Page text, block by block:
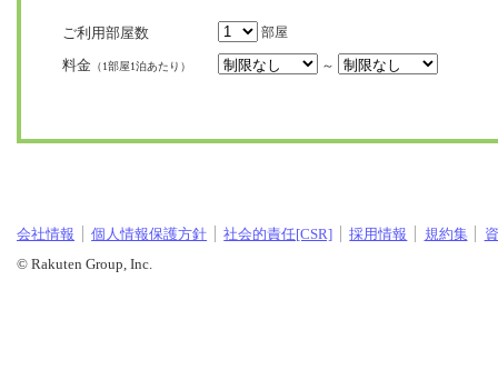
ご利用部屋数 部屋
料金 （1部屋1泊あたり） ～
会社情報 個人情報保護方針 社会的責任[CSR] 採用情報 規約集
© Rakuten Group, Inc.